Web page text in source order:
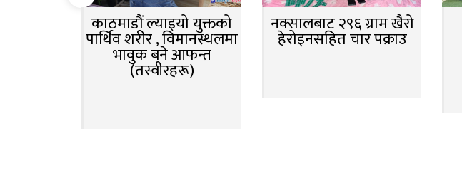
काठमाडौं ल्याइयो युक्तको
पार्थिव शरीर , विमानस्थलमा
भावुक बने आफन्त
(तस्वीरहरू)
नक्सालबाट २९६ ग्राम खैरो
हेरोइनसहित चार पक्राउ